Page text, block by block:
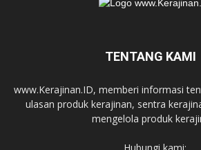
TENTANG KAMI
www.Kerajinan.ID, memberi informasi
ulasan produk kerajinan, sentra
mengelola produk